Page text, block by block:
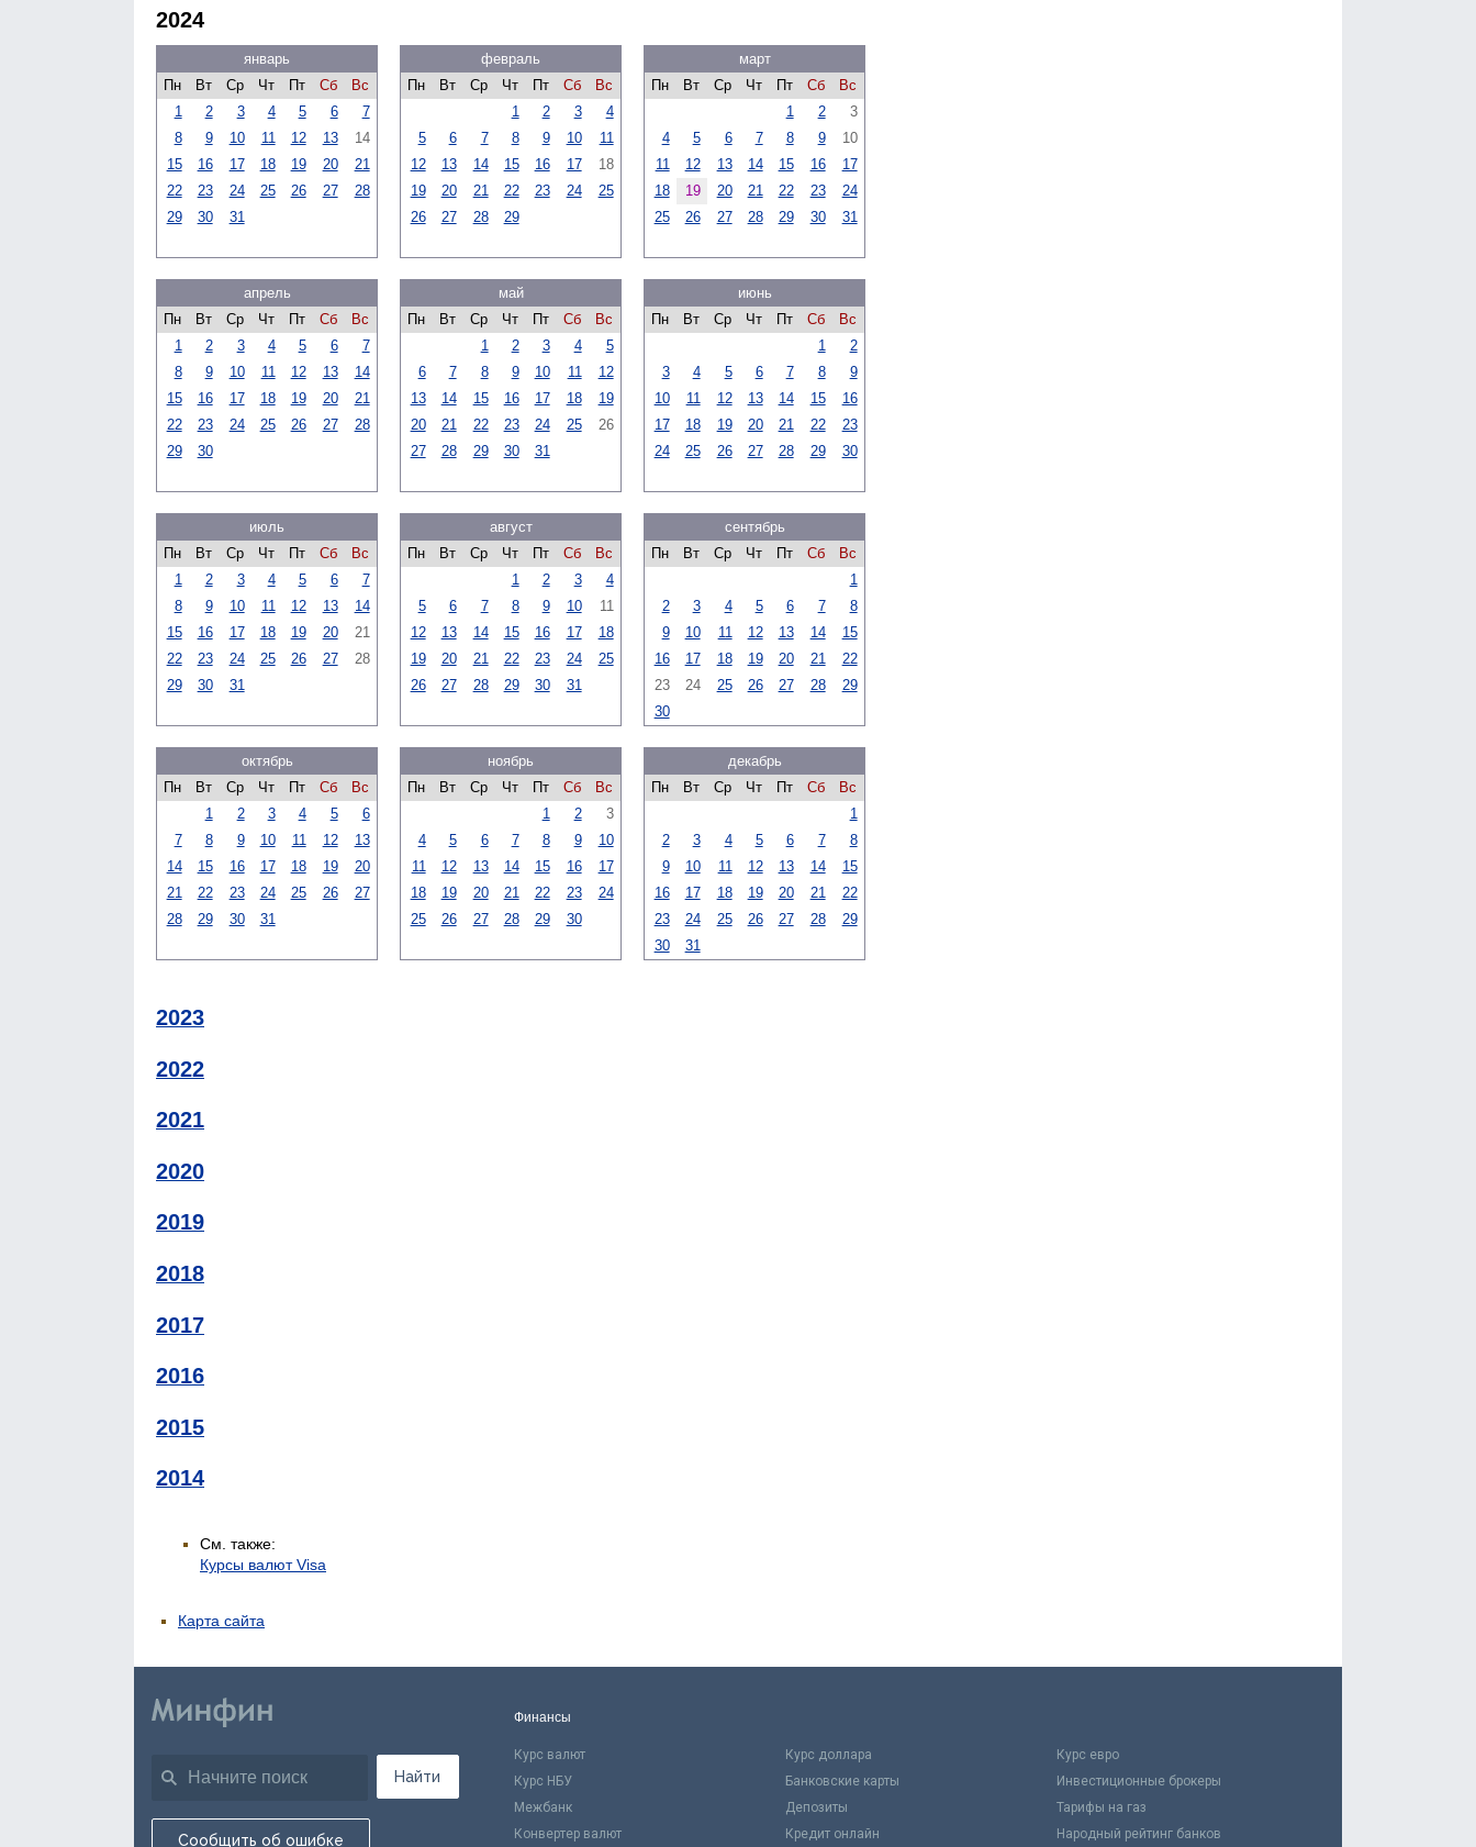
2024
январь
Пн
Вт Ср Чт Пт Сб
Вс
1
2 3 4 5 6
7
8
9 10 11 12 13
14
15
16 17 18 19 20
21
22
23 24 25 26 27
28
29
30 31
февраль
Пн
Вт Ср Чт Пт Сб
Вс
1
2 3
4
5
6 7 8 9 10
11
12
13 14 15 16 17
18
19
20 21 22 23 24
25
26
27 28 29
март
Пн
Вт Ср Чт Пт Сб
Вс
1
2
3
4
5 6 7 8 9
10
11
12 13 14 15 16
17
18
19 20 21 22 23
24
25
26 27 28 29 30 31
апрель
Пн
Вт Ср Чт Пт Сб
Вс
1
2 3 4 5 6
7
8
9 10 11 12 13
14
15
16 17 18 19 20
21
22
23 24 25 26 27
28
29
30
май
Пн
Вт Ср Чт Пт Сб
Вс
1
2 3 4
5
6
7 8 9 10 11
12
13
14 15 16 17 18
19
20
21 22 23 24 25
26
27
28 29 30 31
июнь
Пн
Вт Ср Чт Пт Сб
Вс
1
2
3
4 5 6 7 8
9
10
11 12 13 14 15
16
17
18 19 20 21 22
23
24
25 26 27 28 29 30
июль
Пн
Вт Ср Чт Пт Сб
Вс
1
2 3 4 5 6
7
8
9 10 11 12 13
14
15
16 17 18 19 20
21
22
23 24 25 26 27
28
29
30 31
август
Пн
Вт Ср Чт Пт Сб
Вс
1
2 3
4
5
6 7 8 9 10
11
12
13 14 15 16 17
18
19
20 21 22 23 24
25
26
27 28 29 30 31
сентябрь
Пн
Вт Ср Чт Пт Сб
Вс
1
2
3 4 5 6 7
8
9
10 11 12 13 14
15
16
17 18 19 20 21
22
23
24 25 26 27 28
29
30
октябрь
Пн
Вт Ср Чт Пт Сб
Вс
1
2 3 4 5
6
7
8 9 10 11 12
13
14
15 16 17 18 19
20
21
22 23 24 25 26
27
28
29 30 31
ноябрь
Пн
Вт Ср Чт Пт Сб
Вс
1
2
3
4
5 6 7 8 9
10
11
12 13 14 15 16
17
18
19 20 21 22 23
24
25
26 27 28 29 30
декабрь
Пн
Вт Ср Чт Пт Сб
Вс
1
2
3 4 5 6 7
8
9
10 11 12 13 14
15
16
17 18 19 20 21
22
23
24 25 26 27 28
29
30
31
2023
2022
2021
2020
2019
2018
2017
2016
2015
2014
См. также:
Курсы валют Visa
Карта сайта
Найти
Сообщить об ошибке
Финансы
Курс валют Курс доллара
Курс евро
Курс НБУ
Банковские карты
Инвестиционные брокеры
Межбанк
Депозиты
Тарифы на газ
Конвертер валют
Кредит онлайн Народный рейтинг банков